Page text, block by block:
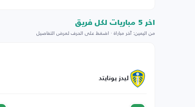
اخر 5 مباريات لكل فريق
من اليمين: آخر مباراة · اضغط على الحرف لعرض التفاصيل
ليدز يونايتد